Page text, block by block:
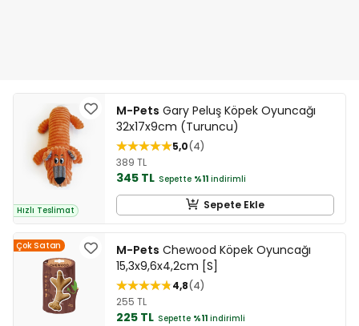
Hızlı Teslimat
M-Pets Gary Peluş Köpek Oyuncağı
32x17x9cm (Turuncu)
5,0 4
389 TL
345 TL Sepette %11 indirimli
Sepete Ekle
Çok Satan M-Pets Chewood Köpek Oyuncağı
15,3x9,6x4,2cm [S]
4,8 4
255 TL
225 TL Sepette %11 indirimli